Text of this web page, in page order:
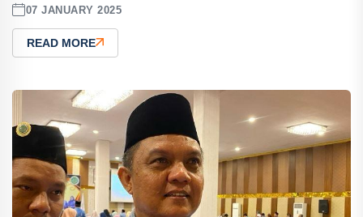
07 JANUARY 2025
READ MORE